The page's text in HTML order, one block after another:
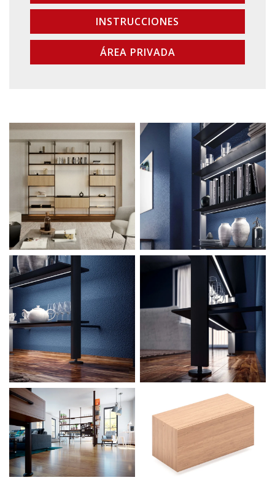
INSTRUCCIONES
ÁREA PRIVADA